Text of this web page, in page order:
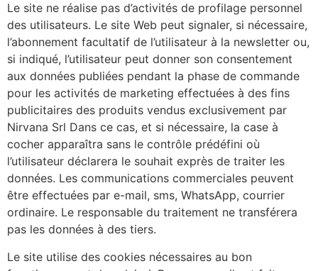
Le site ne réalise pas d’activités de profilage personnel
des utilisateurs. Le site Web peut signaler, si nécessaire,
l’abonnement facultatif de l’utilisateur à la newsletter ou,
si indiqué, l’utilisateur peut donner son consentement
aux données publiées pendant la phase de commande
pour les activités de marketing effectuées à des fins
publicitaires des produits vendus exclusivement par
Nirvana Srl Dans ce cas, et si nécessaire, la case à
cocher apparaîtra sans le contrôle prédéfini où
l’utilisateur déclarera le souhait exprès de traiter les
données. Les communications commerciales peuvent
être effectuées par e-mail, sms, WhatsApp, courrier
ordinaire. Le responsable du traitement ne transférera
pas les données à des tiers.
Le site utilise des cookies nécessaires au bon